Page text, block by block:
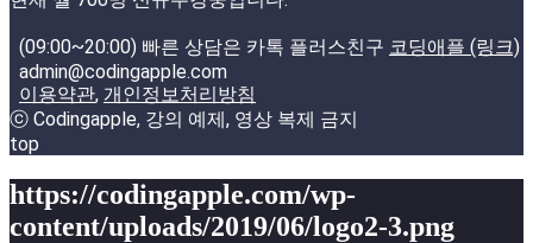
(09:00~20:00) 빠른 상담은 카톡 플러스친구 코딩애플 (링크)
admin@codingapple.com
이용약관, 개인정보처리방침
ⓒ Codingapple, 강의 예제, 영상 복제 금지
top
https://codingapple.com/wp-
content/uploads/2019/06/logo2-3.png